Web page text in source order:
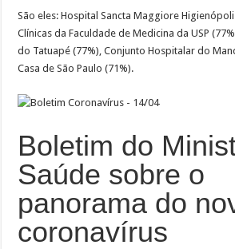
São eles: Hospital Sancta Maggiore
Clínicas da Faculdade de Medicina da USP
do Tatuapé (77%), Conjunto Hospitalar do
Casa de São Paulo (71%).
Boletim do
Saúde sobre o
panorama do
coronavírus